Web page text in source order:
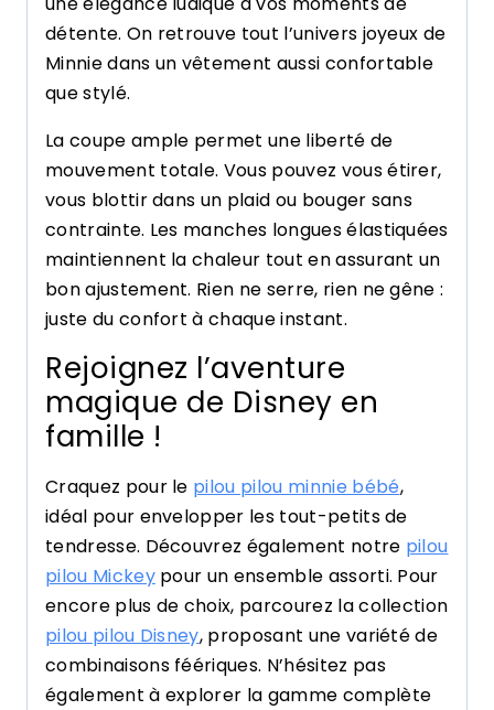
détente. On retrouve tout l’univers joyeux de
Minnie dans un vêtement aussi confortable
que stylé.
La coupe ample permet une liberté de
mouvement totale. Vous pouvez vous étirer,
vous blottir dans un plaid ou bouger sans
contrainte. Les manches longues élastiquées
maintiennent la chaleur tout en assurant un
bon ajustement. Rien ne serre, rien ne gêne :
juste du confort à chaque instant.
Rejoignez l’aventure
magique de Disney en
famille !
Craquez pour le pilou pilou minnie bébé,
idéal pour envelopper les tout-petits de
tendresse. Découvrez également notre pilou
pilou Mickeypour un ensemble assorti. Pour
encore plus de choix, parcourez la collection
pilou pilou Disney, proposant une variété de
combinaisons féériques. N’hésitez pas
également à explorer la gamme complète